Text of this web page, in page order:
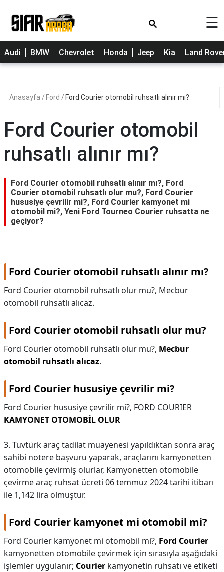
Cherry
Citroen
Fiat
Hyundai
Opel
Peugeot
Renault
Toyota
Volkswagen
☰
Audi BMW Chevrolet Honda Jeep Kia Land
Anasayfa Ford Ford Courier otomobil ruhsatlı alınır mı?
Ford Courier otomobil
ruhsatlı alınır mı?
Ford Courier otomobil ruhsatlı alınır mı?, Ford
Courier otomobil ruhsatlı olur mu?, Ford Courier
hususiye çevrilir mi?, Ford Courier kamyonet mi
otomobil mi?, Yeni Ford Tourneo Courier ruhsatta ne
geçiyor?
Ford Courier otomobil ruhsatlı alınır mı?
Ford Courier otomobil ruhsatlı olur mu?, Mecbur
otomobil ruhsatlı alıcaz.
Ford Courier otomobil ruhsatlı olur mu?
Ford Courier otomobil ruhsatlı olur mu?, Mecbur
otomobil ruhsatlı alıcaz.
Ford Courier hususiye çevrilir mi?
Ford Courier hususiye çevrilir mi?, FORD COURIER
KAMYONET OTOMOBİL OLUR
3. Tuvtürk araç tadilat muayenesi yapıldıktan sonra araç
sahibi notere başvuru yaparak, araçlarını kamyonetten
otomobile çevirmiş olurlar, Kamyonetten otomobile
çevirme araç ruhsat ücreti 06 temmuz 2024 tarihi itibarı
ile 1,142 lira olmuştur.
Ford Courier kamyonet mi otomobil mi?
Ford Courier kamyonet mi otomobil mi?, Ford Courier
kamyonetten otomobile çevirmek için sırasıyla aşağıdaki
işlemler uygulanır; Courier kamyonetin ruhsatı ve etiketi